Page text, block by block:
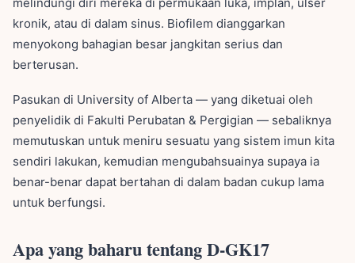
kronik, atau di dalam sinus. Biofilem dianggarkan
menyokong bahagian besar jangkitan serius dan
berterusan.
Pasukan di University of Alberta — yang diketuai oleh
penyelidik di Fakulti Perubatan & Pergigian — sebaliknya
memutuskan untuk meniru sesuatu yang sistem imun kita
sendiri lakukan, kemudian mengubahsuainya supaya ia
benar-benar dapat bertahan di dalam badan cukup lama
untuk berfungsi.
Apa yang baharu tentang D-GK17